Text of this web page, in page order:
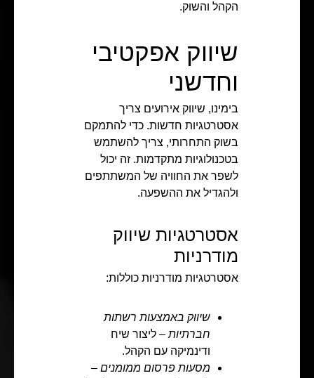
הקהל והשוק.
שיווק אפקטיבי
וחדשני
בימינו, שיווק אירועים צריך
אסטרטגיות חדשות. כדי להתמקם
בשוק התחרותי, צריך להשתמש
בטכנולוגיות מתקדמות. זה יכול
לשפר את החוויה של המשתתפים
ולהגדיל את ההשפעה.
אסטרטגיות שיווק
מודרניות
אסטרטגיות מודרניות כוללות:
שיווק באמצעות רשתות
חברתיות – ליצור שיח
ודינמיקה עם הקהל.
מסעות פרסום ממומנים –